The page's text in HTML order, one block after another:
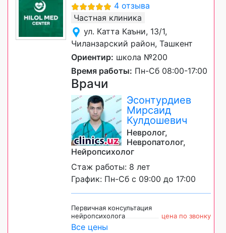
4 отзыва
Частная клиника
ул. Катта Каъни, 13/1,
Чиланзарский район, Ташкент
Ориентир: школа №200
Время работы: Пн-Сб 08:00-17:00
Врачи
Эсонтурдиев
Мирсаид
Кулдошевич
Невролог,
Невропатолог,
Нейропсихолог
Стаж работы: 8 лет
График: Пн-Сб с 09:00 до 17:00
Первичная консультация
нейропсихолога
цена по звонку
Все цены